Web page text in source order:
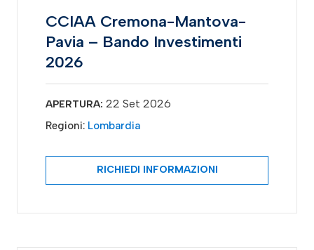
CCIAA Cremona-Mantova-
Pavia – Bando Investimenti
2026
APERTURA: 22 Set 2026
Regioni: Lombardia
RICHIEDI INFORMAZIONI